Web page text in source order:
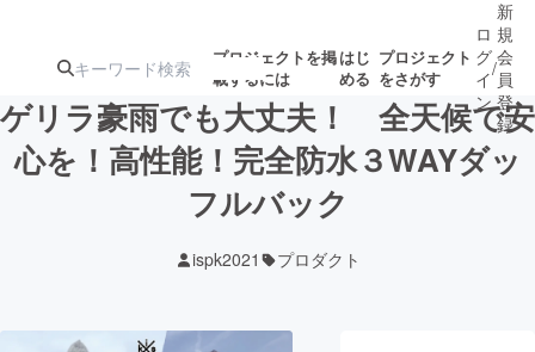
プロジェクトを掲
載するには
はじ
める
プロジェクト
をさがす
注目の新着プロ募集終了が近いプ
ロ
グ
イ
ン
/
新
規
会
員
登
録
ゲリラ豪雨でも大丈夫！ 全天候で安
心を！高性能！完全防水３WAYダッ
フルバック
ispk2021 プロダクト